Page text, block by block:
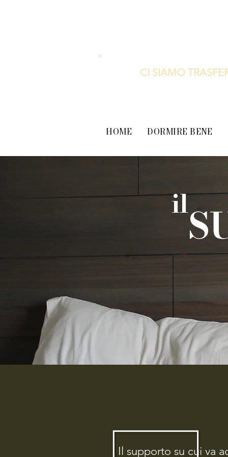
CI SIAMO
HOME DORMIRE BENE
il
Il Memory è una schiuma
corpo naturalmente distribuendo in
E’ inattaccabile dagli acari e dai
Il supporto su cui va